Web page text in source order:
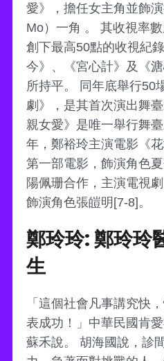
愛》，擔任女主角並飾
Mo）一角 。 其收視率
創下最高50點的收視紀
今》、《宮心計》及《
所持平。 同年底舉行50
劇》，是其首次演出舞
親女愛》是唯一舉行舞
年，鄭裕玲主演電影《
第一部電影，飾演角色
陽佩珊合作，主演電視
飾演角色張皚明[7-8]。
鄭玲玲: 鄭玲玲
生
「這個社會凡事講究快
表成功！」中華民國肯
蘇禾說。 胡海國說，診